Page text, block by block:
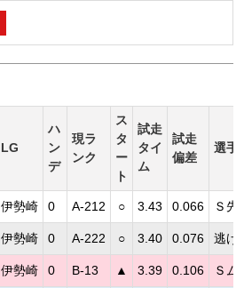
LG
ハ
ン
デ
現ラ
ンク
ス
タ
ー
ト
試走
タイ
ム
試走
偏差
選手
伊勢崎 0 A-212 ○ 3.43 0.066 Ｓ先
伊勢崎 0 A-222 ○ 3.40 0.076 逃げ
伊勢崎 0 B-13 ▲ 3.39 0.106 Ｓム